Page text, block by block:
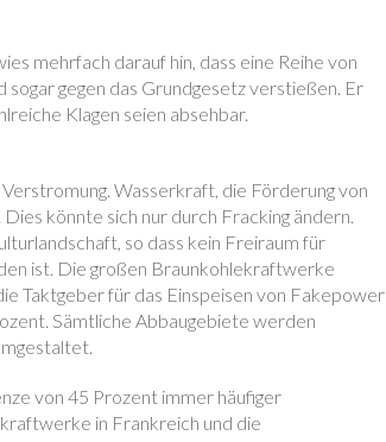
mehrfach darauf hin, dass eine Reihe von
gegen das Grundgesetz verstießen. Er
Klagen seien absehbar.
Wasserkraft, die Förderung von
könnte sich nur durch Fracking ändern.
so dass kein Freiraum für
ist. Die großen Braunkohlekraftwerke
Taktgeber für das Einspeisen von Fakepower
Sämtliche Abbaugebiete werden
von 45 Prozent immer häufiger
in Frankreich und die